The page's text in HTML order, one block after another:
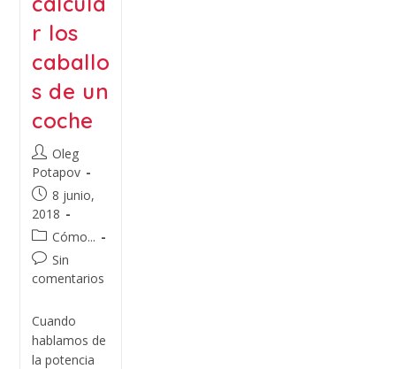
r los
caballo
s de un
coche
Oleg
Potapov
8 junio,
2018
Cómo...
Sin
comentarios
Cuando
hablamos de
la potencia